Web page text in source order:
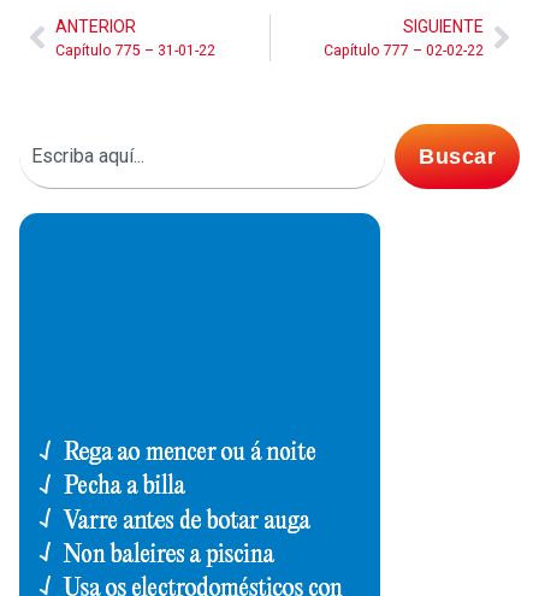
ANTERIOR
Capítulo 775 – 31-01-22
SIGUIENTE
Capítulo 777 – 02-02-22
Buscar